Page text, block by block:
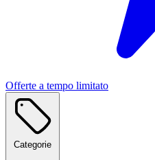
Offerte a tempo limitato
Categorie